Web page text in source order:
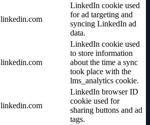
linkedin.com
LinkedIn cookie used
for ad targeting and
syncing LinkedIn ad
data.
linkedin.com
LinkedIn cookie used
to store information
about the time a sync
took place with the
lms_analytics cookie.
linkedin.com
LinkedIn browser ID
cookie used for
sharing buttons and ad
tags.